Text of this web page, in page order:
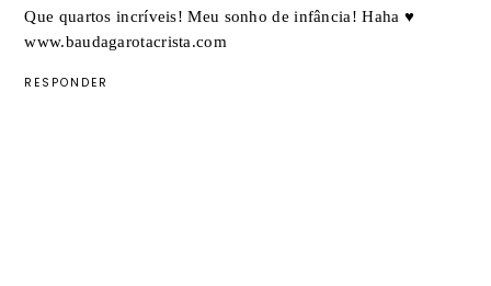
Que quartos incríveis! Meu sonho de infância! Haha ♥
www.baudagarotacrista.com
RESPONDER